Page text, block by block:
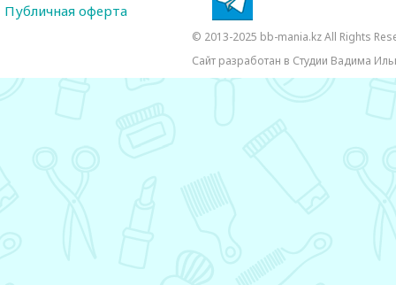
Публичная оферта
© 2013-2025 bb-mania.kz All Rights
Сайт разработан в Студии Вадима